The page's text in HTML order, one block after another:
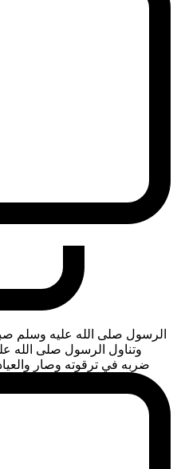
الرسول صلى الله عليه وسلم
وتناول الرسول صلى الله
ضربه في ترقوته وصار